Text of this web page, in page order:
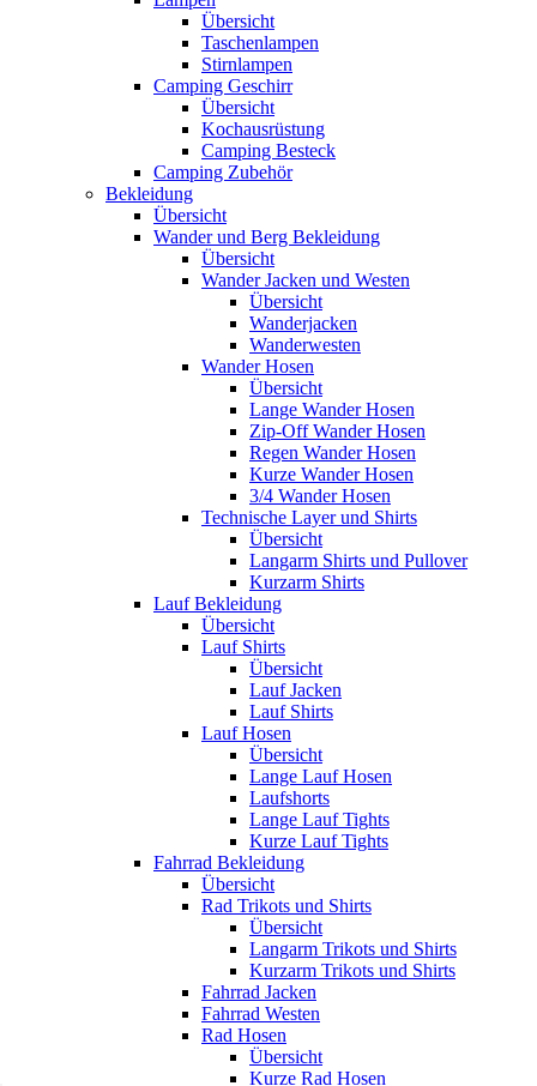
Übersicht
Taschenlampen
Stirnlampen
Camping Geschirr
Übersicht
Kochausrüstung
Camping Besteck
Camping Zubehör
Bekleidung
Übersicht
Wander und Berg Bekleidung
Übersicht
Wander Jacken und Westen
Übersicht
Wanderjacken
Wanderwesten
Wander Hosen
Übersicht
Lange Wander Hosen
Zip-Off Wander Hosen
Regen Wander Hosen
Kurze Wander Hosen
3/4 Wander Hosen
Technische Layer und Shirts
Übersicht
Langarm Shirts und Pullover
Kurzarm Shirts
Lauf Bekleidung
Übersicht
Lauf Shirts
Übersicht
Lauf Jacken
Lauf Shirts
Lauf Hosen
Übersicht
Lange Lauf Hosen
Laufshorts
Lange Lauf Tights
Kurze Lauf Tights
Fahrrad Bekleidung
Übersicht
Rad Trikots und Shirts
Übersicht
Langarm Trikots und Shirts
Kurzarm Trikots und Shirts
Fahrrad Jacken
Fahrrad Westen
Rad Hosen
Übersicht
Kurze Rad Hosen